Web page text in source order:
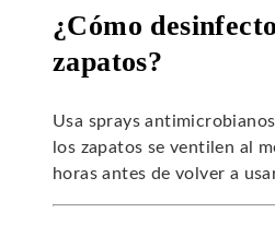
¿Cómo
zapatos?
Usa sprays
los zapatos se ventilen al
horas antes de volver a